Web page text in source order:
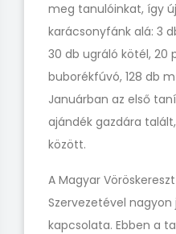
meg tanulóinkat, így
karácsonyfánk alá: 3
30 db ugráló kötél, 20
buborékfúvó, 128 db
Januárban az első
ajándék gazdára
között.
A Magyar
Szervezetével nagyon
kapcsolata. Ebben a